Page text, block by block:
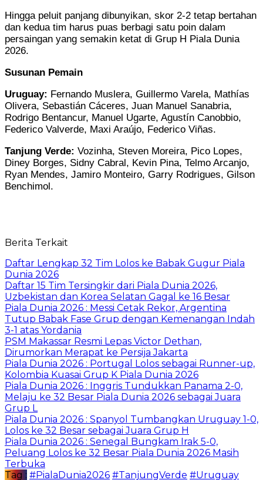
Hingga peluit panjang dibunyikan, skor 2-2 tetap bertahan
dan kedua tim harus puas berbagi satu poin dalam
persaingan yang semakin ketat di Grup H Piala Dunia
2026.
Susunan Pemain
Uruguay: Fernando Muslera, Guillermo Varela, Mathías
Olivera, Sebastián Cáceres, Juan Manuel Sanabria,
Rodrigo Bentancur, Manuel Ugarte, Agustín Canobbio,
Federico Valverde, Maxi Araújo, Federico Viñas.
Tanjung Verde: Vozinha, Steven Moreira, Pico Lopes,
Diney Borges, Sidny Cabral, Kevin Pina, Telmo Arcanjo,
Ryan Mendes, Jamiro Monteiro, Garry Rodrigues, Gilson
Benchimol.
Berita Terkait
Daftar Lengkap 32 Tim Lolos ke Babak Gugur Piala
Dunia 2026
Daftar 15 Tim Tersingkir dari Piala Dunia 2026,
Uzbekistan dan Korea Selatan Gagal ke 16 Besar
Piala Dunia 2026 : Messi Cetak Rekor, Argentina
Tutup Babak Fase Grup dengan Kemenangan Indah
3-1 atas Yordania
PSM Makassar Resmi Lepas Victor Dethan,
Dirumorkan Merapat ke Persija Jakarta
Piala Dunia 2026 : Portugal Lolos sebagai Runner-up,
Kolombia Kuasai Grup K Piala Dunia 2026
Piala Dunia 2026 : Inggris Tundukkan Panama 2-0,
Melaju ke 32 Besar Piala Dunia 2026 sebagai Juara
Grup L
Piala Dunia 2026 : Spanyol Tumbangkan Uruguay 1-0,
Lolos ke 32 Besar sebagai Juara Grup H
Piala Dunia 2026 : Senegal Bungkam Irak 5-0,
Peluang Lolos ke 32 Besar Piala Dunia 2026 Masih
Terbuka
Tag : #PialaDunia2026 #TanjungVerde #Uruguay